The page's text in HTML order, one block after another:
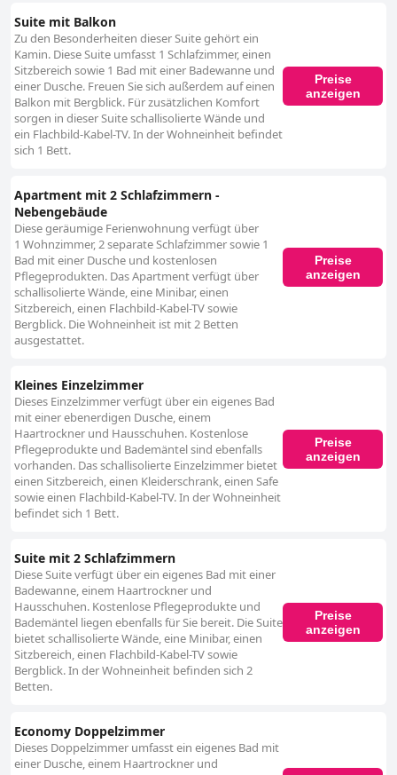
Suite mit Balkon
Zu den Besonderheiten dieser Suite gehört ein
Kamin. Diese Suite umfasst 1 Schlafzimmer, einen
Sitzbereich sowie 1 Bad mit einer Badewanne und
einer Dusche. Freuen Sie sich außerdem auf einen
Balkon mit Bergblick. Für zusätzlichen Komfort
sorgen in dieser Suite schallisolierte Wände und
ein Flachbild-Kabel-TV. In der Wohneinheit befindet
sich 1 Bett.
Preise
anzeigen
Apartment mit 2 Schlafzimmern -
Nebengebäude
Diese geräumige Ferienwohnung verfügt über
1 Wohnzimmer, 2 separate Schlafzimmer sowie 1
Bad mit einer Dusche und kostenlosen
Pflegeprodukten. Das Apartment verfügt über
schallisolierte Wände, eine Minibar, einen
Sitzbereich, einen Flachbild-Kabel-TV sowie
Bergblick. Die Wohneinheit ist mit 2 Betten
ausgestattet.
Preise
anzeigen
Kleines Einzelzimmer
Dieses Einzelzimmer verfügt über ein eigenes Bad
mit einer ebenerdigen Dusche, einem
Haartrockner und Hausschuhen. Kostenlose
Pflegeprodukte und Bademäntel sind ebenfalls
vorhanden. Das schallisolierte Einzelzimmer bietet
einen Sitzbereich, einen Kleiderschrank, einen Safe
sowie einen Flachbild-Kabel-TV. In der Wohneinheit
befindet sich 1 Bett.
Preise
anzeigen
Suite mit 2 Schlafzimmern
Diese Suite verfügt über ein eigenes Bad mit einer
Badewanne, einem Haartrockner und
Hausschuhen. Kostenlose Pflegeprodukte und
Bademäntel liegen ebenfalls für Sie bereit. Die Suite
bietet schallisolierte Wände, eine Minibar, einen
Sitzbereich, einen Flachbild-Kabel-TV sowie
Bergblick. In der Wohneinheit befinden sich 2
Betten.
Preise
anzeigen
Economy Doppelzimmer
Dieses Doppelzimmer umfasst ein eigenes Bad mit
einer Dusche, einem Haartrockner und